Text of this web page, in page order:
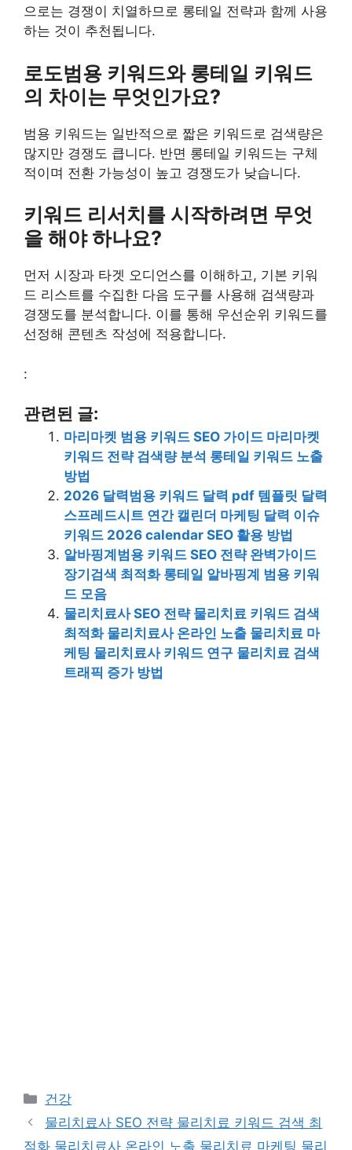
으로는 경쟁이 치열하므로 롱테일 전략과 함께 사용
하는 것이 추천됩니다.
로도범용 키워드와 롱테일 키워드
의 차이는 무엇인가요?
범용 키워드는 일반적으로 짧은 키워드로 검색량은
많지만 경쟁도 큽니다. 반면 롱테일 키워드는 구체
적이며 전환 가능성이 높고 경쟁도가 낮습니다.
키워드 리서치를 시작하려면 무엇
을 해야 하나요?
먼저 시장과 타겟 오디언스를 이해하고, 기본 키워
드 리스트를 수집한 다음 도구를 사용해 검색량과
경쟁도를 분석합니다. 이를 통해 우선순위 키워드를
선정해 콘텐츠 작성에 적용합니다.
:
관련된 글:
마리마켓 범용 키워드 SEO 가이드 마리마켓
키워드 전략 검색량 분석 롱테일 키워드 노출
방법
2026 달력범용 키워드 달력 pdf 템플릿 달력
스프레드시트 연간 캘린더 마케팅 달력 이슈
키워드 2026 calendar SEO 활용 방법
알바핑계범용 키워드 SEO 전략 완벽가이드
장기검색 최적화 롱테일 알바핑계 범용 키워
드 모음
물리치료사 SEO 전략 물리치료 키워드 검색
최적화 물리치료사 온라인 노출 물리치료 마
케팅 물리치료사 키워드 연구 물리치료 검색
트래픽 증가 방법
Categories
건강
물리치료사 SEO 전략 물리치료 키워드 검색 최
적화 물리치료사 온라인 노출 물리치료 마케팅 물리